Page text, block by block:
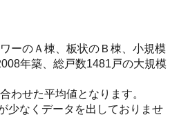
ーのＡ棟、板状のＢ棟、小規模
年築、総戸数1481戸の大規模
わせた平均値となります。
少なくデータを出しておりませ